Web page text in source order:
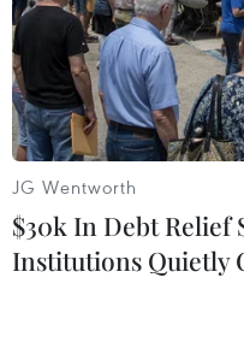
Cổ phiếu của
JG Wentworth
$30k In Debt Relief
Institutions Quietly